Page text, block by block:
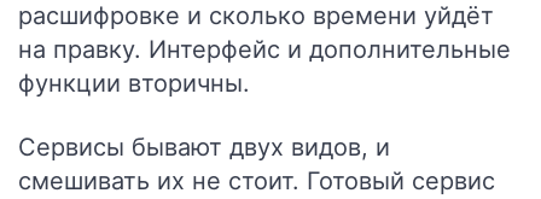
расшифровке и сколько времени уйдёт
на правку. Интерфейс и дополнительные
функции вторичны.
Сервисы бывают двух видов, и
смешивать их не стоит. Готовый сервис